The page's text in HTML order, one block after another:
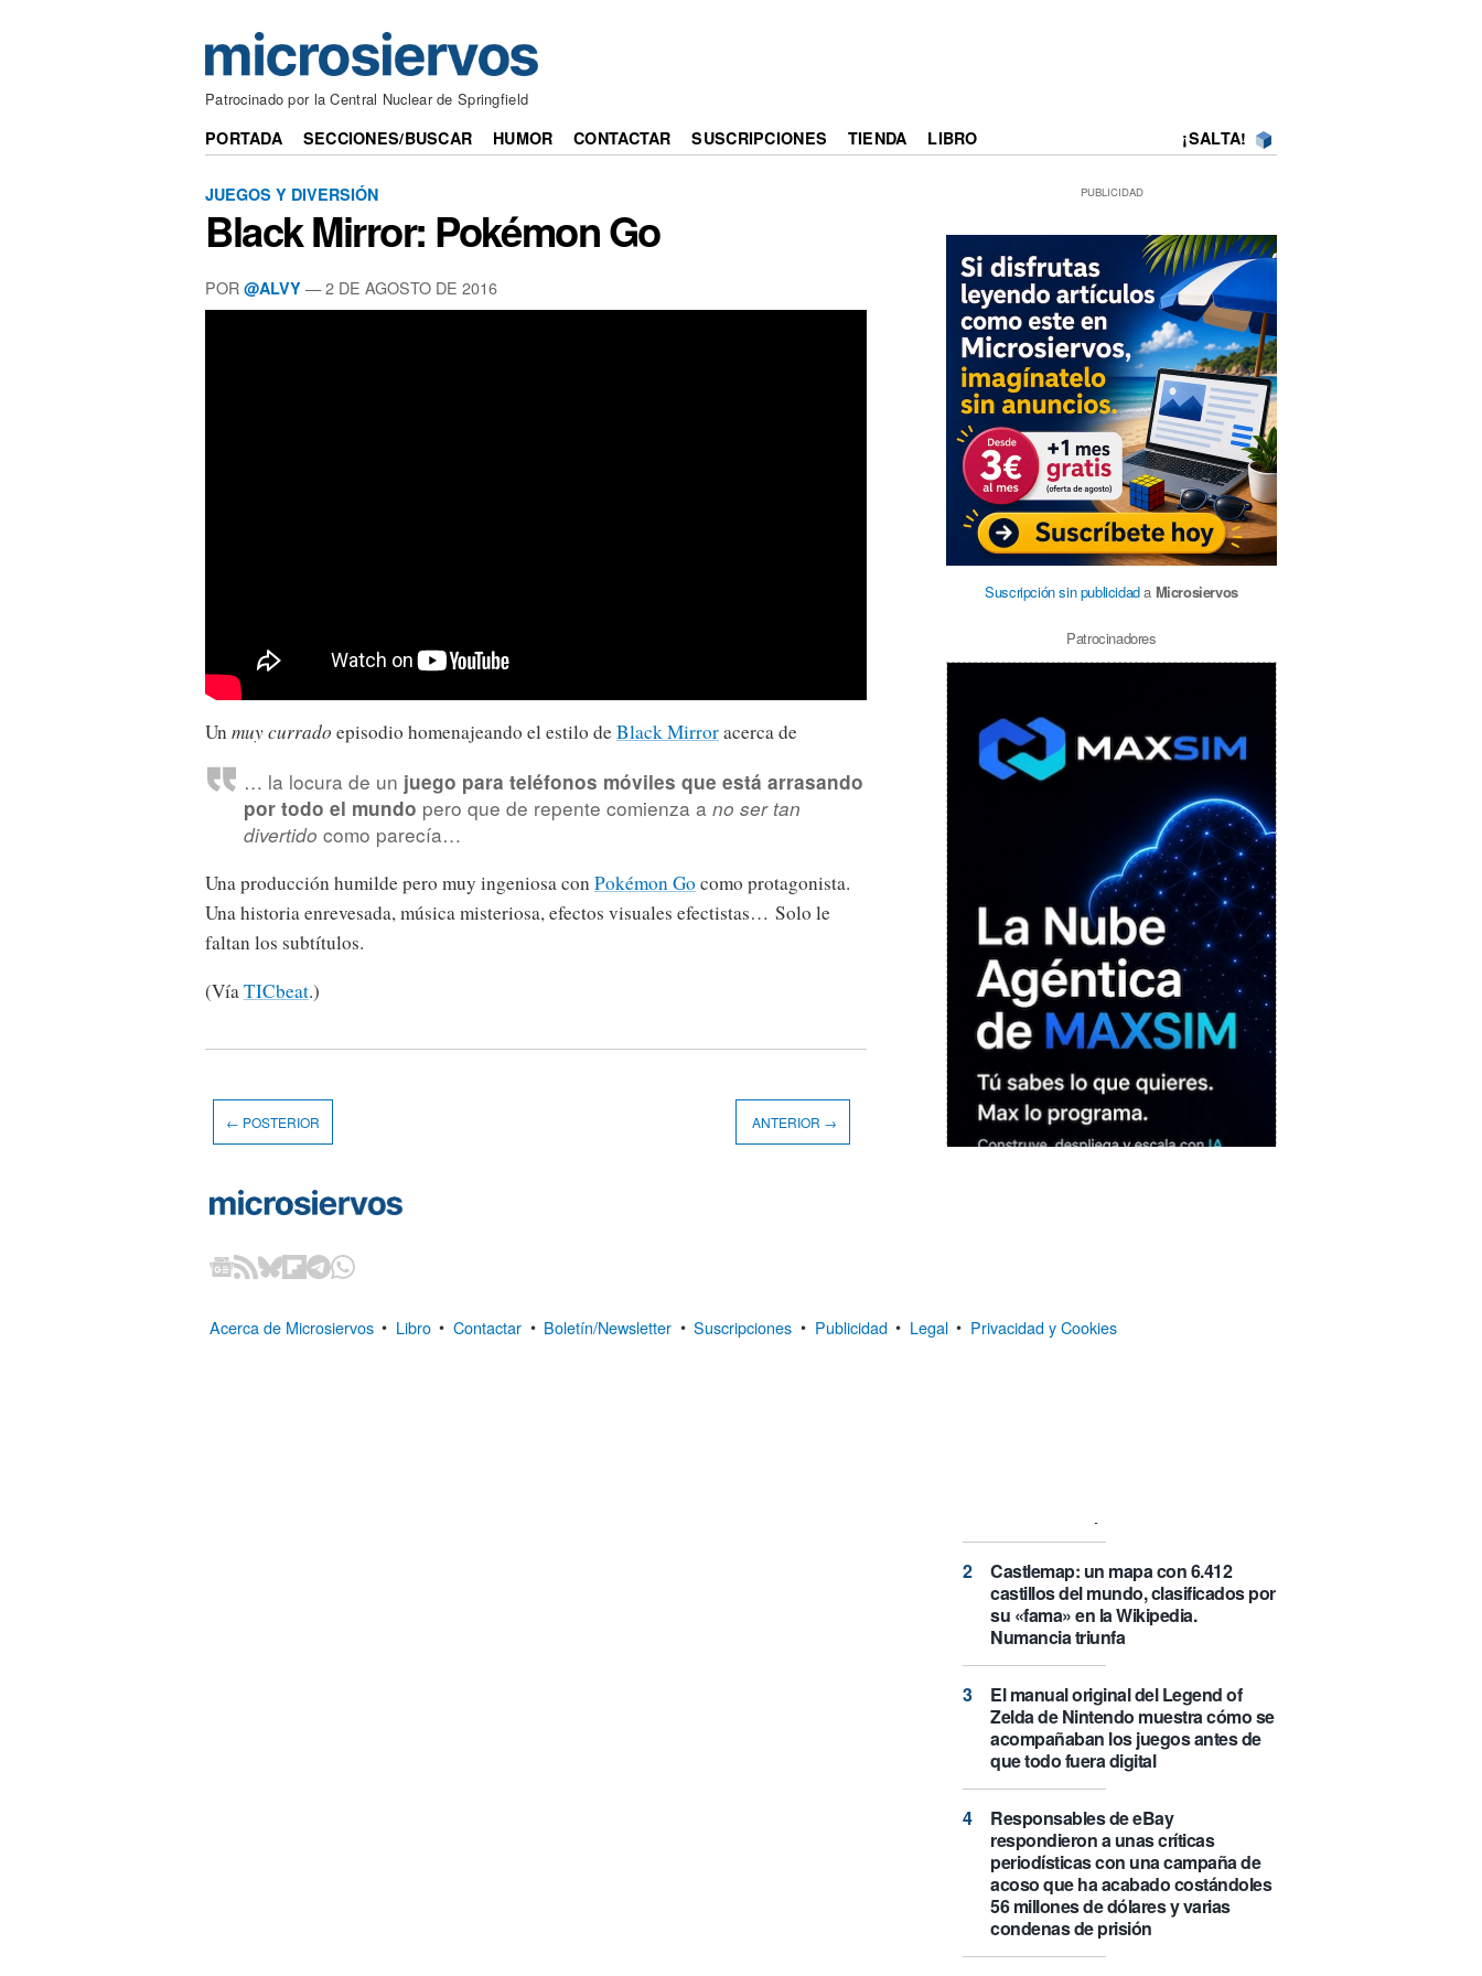
Patrocinado por la Central Nuclear de Springfield
PORTADA SECCIONES/BUSCAR HUMOR CONTACTAR SUSCRIPCIONES TIENDA LIBRO ¡SALTA!
JUEGOS Y DIVERSIÓN
Black Mirror: Pokémon Go
POR @ALVY — 2 DE AGOSTO DE 2016
Unmuy currado episodio homenajeando el estilo deBlack Mirroracerca de
… la locura de un juego para teléfonos móviles que está arrasando
por todo el mundo pero que de repente comienza a no ser tan
divertido como parecía…
Una producción humilde pero muy ingeniosa conPokémon Go como protagonista.
Una historia enrevesada, música misteriosa, efectos visuales efectistas… Solo le
faltan los subtítulos.
(VíaTICbeat.)
PUBLICIDAD
Suscripción sin publicidada Microsiervos
Patrocinadores
Castlemap: un mapa con 6.412
castillos del mundo, clasificados por
su «fama» en la Wikipedia.
Numancia triunfa
El manual original del Legend of
Zelda de Nintendo muestra cómo se
acompañaban los juegos antes de
que todo fuera digital
Responsables de eBay
respondieron a unas críticas
periodísticas con una campaña de
acoso que ha acabado costándoles
56 millones de dólares y varias
condenas de prisión
← POSTERIOR ANTERIOR →
Acerca de Microsiervos • Libro • Contactar • Boletín/Newsletter • Suscripciones • Publicidad • Legal • Privacidad y Cookies